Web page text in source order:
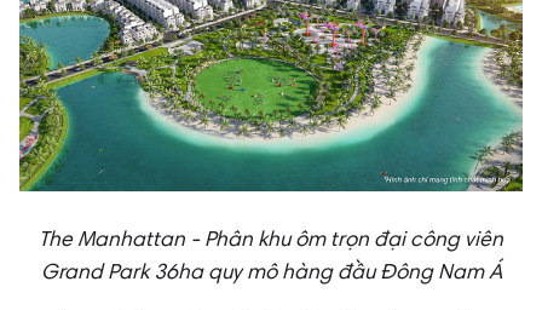
The Manhattan - Phân khu ôm trọn đại công viên
Grand Park 36ha quy mô hàng đầu Đông Nam Á